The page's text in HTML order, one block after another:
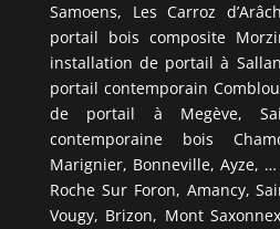
Samoens, Les Carroz
portail bois composite
installation de portail à
portail contemporain
de portail à Megève,
contemporaine bois
Marignier, Bonneville, Ayze,
Roche Sur Foron, Amancy,
Vougy, Brizon, Mont